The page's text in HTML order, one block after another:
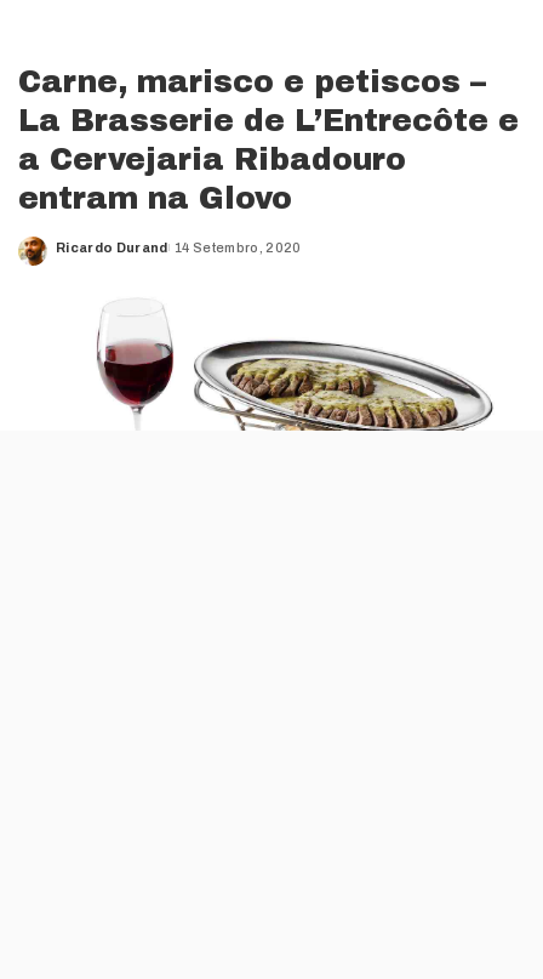
Carne, marisco e petiscos –
La Brasserie de L’Entrecôte e
a Cervejaria Ribadouro
entram na Glovo
Posted
Ricardo Durand 14 Setembro, 2020